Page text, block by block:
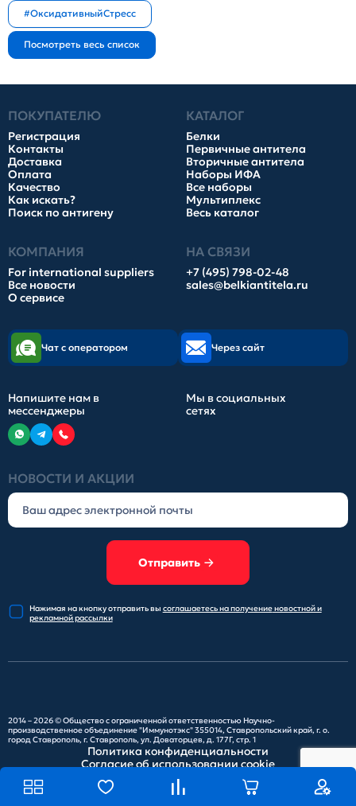
#ОксидативныйСтресс
ПОКУПАТЕЛЮ
Регистрация
Контакты
Доставка
Оплата
Качество
Как искать?
Поиск по антигену
КАТАЛОГ
Белки
Первичные антитела
Вторичные антитела
Наборы ИФА
Все наборы
Мультиплекс
Весь каталог
КОМПАНИЯ
For international suppliers
Все новости
О сервисе
НА СВЯЗИ
+7 (495) 798-02-48
sales@belkiantitela.ru
НОВОСТИ И АКЦИИ
Отправить
Нажимая на кнопку отправитьвы соглашаетесь на получениеновостной и
рекламной рассылки
Чат с оператором Через сайт
Напишите нам в
мессенджеры
Мы в социальных
сетях
2014 – 2026 ©Общество с ограниченной ответственностью Научно-
производственное объединение "Иммунотэкс"355014, Ставропольский край, г. о.
город Ставрополь, г. Ставрополь, ул. Доваторцев, д. 177Г, стр. 1
Политика конфиденциальности
Согласие об использовании cookie
Карта сайта